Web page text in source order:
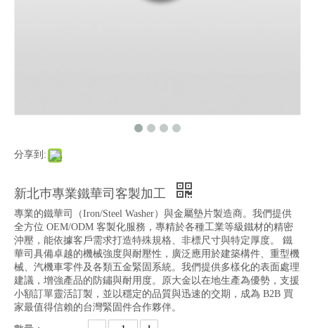
分享到:
新北巿專業鐵華司客製加工
專業的鐵華司（Iron/Steel Washer）與金屬墊片製造商。我們提供
全方位 OEM/ODM 客製化服務，專精於各種工業等級鐵材的精密
沖壓，能依據客戶需求打造特殊規格、非標尺寸與特定厚度。 鐵
華司具備卓越的機械強度與耐壓性，廣泛應用於建築構件、重型機
械、汽機車零件及各類五金緊固系統。我們提供多樣化的表面處理
建議，增強產品的防鏽與耐用度。原大金以在地生產為優勢，支援
小額訂單靈活訂製，並以穩定的品質與迅速的交期，成為 B2B 買
家最值得信賴的台灣緊固件合作夥伴。